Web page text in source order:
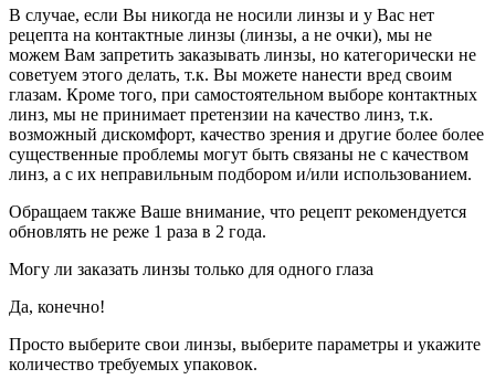
В случае, если Вы никогда не носили линзы и у Вас нет
рецепта на контактные линзы (линзы, а не очки), мы не
можем Вам запретить заказывать линзы, но категорически не
советуем этого делать, т.к. Вы можете нанести вред своим
глазам. Кроме того, при самостоятельном выборе контактных
линз, мы не принимает претензии на качество линз, т.к.
возможный дискомфорт, качество зрения и другие более более
существенные проблемы могут быть связаны не с качеством
линз, а с их неправильным подбором и/или использованием.
Обращаем также Ваше внимание, что рецепт рекомендуется
обновлять не реже 1 раза в 2 года.
Могу ли заказать линзы только для одного глаза
Да, конечно!
Просто выберите свои линзы, выберите параметры и укажите
количество требуемых упаковок.